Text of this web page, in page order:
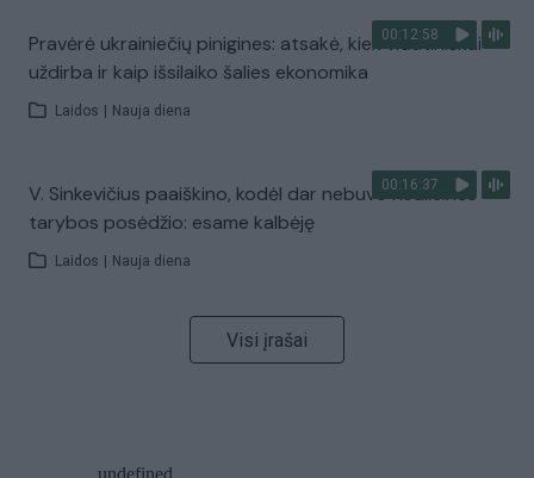
00:12:58
Pravėrė ukrainiečių pinigines: atsakė, kiek vidutiniškai
uždirba ir kaip išsilaiko šalies ekonomika
Laidos Nauja diena
00:16:37
V. Sinkevičius paaiškino, kodėl dar nebuvo Koalicinės
tarybos posėdžio: esame kalbėję
Laidos Nauja diena
Visi įrašai